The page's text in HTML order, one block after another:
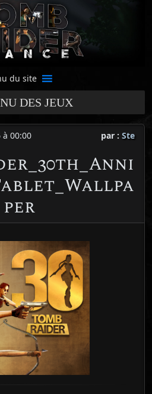
du site
DES JEUX
00:00 par : Ste
per